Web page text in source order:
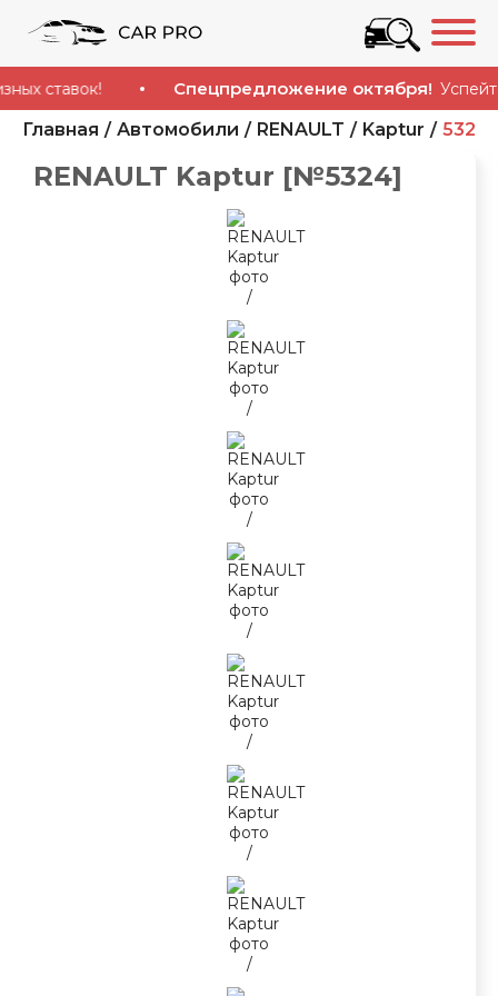
Спецпредложение октября! Успейте
Главная Автомобили RENAULT Kaptur 5324
RENAULT Kaptur [№5324]